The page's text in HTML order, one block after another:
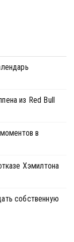
из Red Bull
в
Хэмилтона
собственную